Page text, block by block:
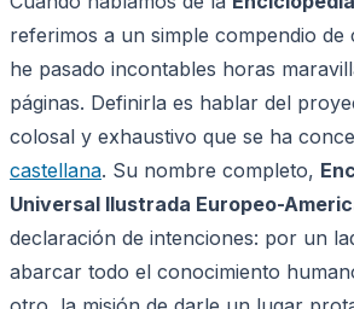
referimos a un simple compendio de
he pasado incontables horas
páginas. Definirla es hablar del
colosal y exhaustivo que se ha
castellana. Su nombre completo,
Universal Ilustrada Europeo-
declaración de intenciones: por un
abarcar todo el conocimiento